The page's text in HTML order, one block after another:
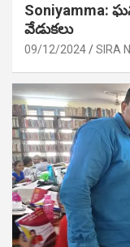
వేడుక‌లు
09/12/2024 SIRA